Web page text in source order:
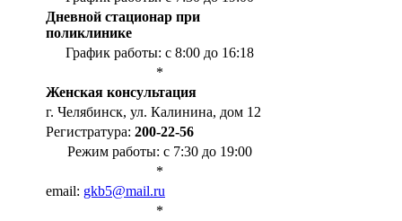
Дневной стационар при
поликлинике
График работы: с 8:00 до 16:18
*
Женская консультация
г. Челябинск, ул. Калинина, дом 12
Регистратура: 200-22-56
Режим работы: с 7:30 до 19:00
*
email: gkb5@mail.ru
*